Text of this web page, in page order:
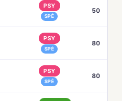
PSY
SPÉ
50
PSY
SPÉ
80
PSY
SPÉ
80